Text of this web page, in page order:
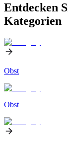
Entdecken
Kategorien
Obst
Obst